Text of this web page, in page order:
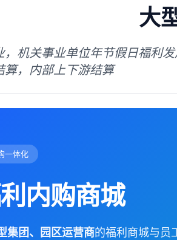
大
，机关事业单位年节假日福利
算，内部上下游结算
一体化
内购商城
集团、园区运营商的福利商城与员